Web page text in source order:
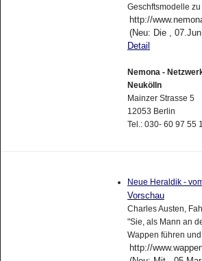
Geschftsmodelle
http://
(Neu: Die ,
Detail
Nemona -
Neukölln
Mainzer Strasse 5
12053 Berlin
Tel.: 030- 60 97 55
Neue Heraldik -
Vorschau
Charles Austen,
"Sie, als Mann an
Wappen führen
http://